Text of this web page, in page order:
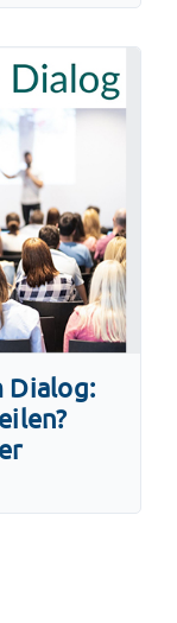
Dialog: